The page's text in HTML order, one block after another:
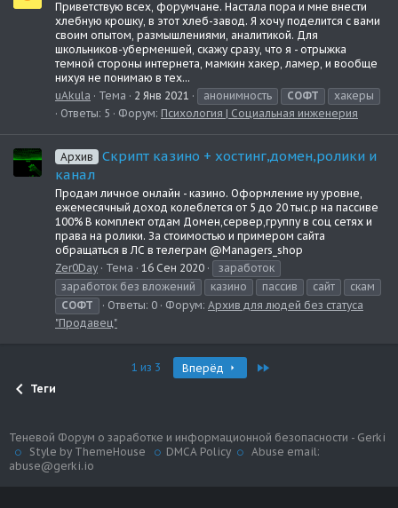
Приветствую всех, форумчане. Настала пора и мне внести
хлебную крошку, в этот хлеб-завод. Я хочу поделится с вами
своим опытом, размышлениями, аналитикой. Для
школьников-уберменшей, скажу сразу, что я - отрыжка
темной стороны интернета, мамкин хакер, ламер, и вообще
нихуя не понимаю в тех...
uAkula
Тема 2 Янв 2021 анонимность СОФТ
хакеры
Ответы: 5
Форум: Психология | Социальная инженерия
Архив
Скрипт казино + хостинг,домен,ролики и
канал
Продам личное онлайн - казино. Оформление ну уровне,
ежемесячный доход колеблется от 5 до 20 тыс.р на пассиве
100% В комплект отдам Домен,сервер,группу в соц сетях и
права на ролики. За стоимостью и примером сайта
обращаться в ЛС в телеграм @Managers_shop
Zer0Day
Тема 16 Сен 2020
заработок
заработок без вложений
казино пассив сайт
скам
СОФТ
Ответы: 0 Форум: Архив для людей без статуса
"Продавец"
1 из 3 Вперёд
Теги
Теневой Форум о заработке и информационной безопасности - Gerki
Style by ThemeHouse
DMCA Policy
Abuse email:
abuse@gerki.io